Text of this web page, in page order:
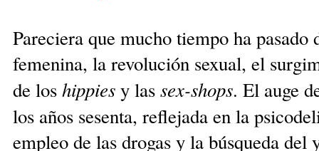
Pareciera que mucho tiempo ha pasado
femenina, la revolución sexual, el
de loshippiesy lassex-shops. El auge
los años sesenta, reflejada en la
empleo de las drogas y la búsqueda del